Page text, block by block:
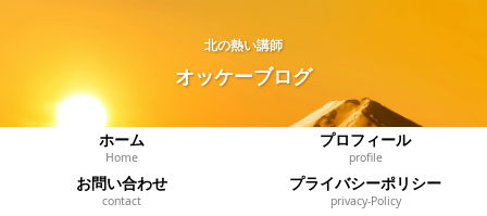
北の熱い講師
オッケーブログ
ホーム
Home
プロフィール
profile
お問い合わせ
contact
プライバシーポリシー
privacy‐Policy